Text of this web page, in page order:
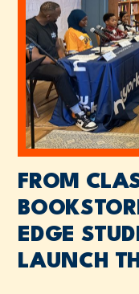
FROM
EDGE
LAUNCH